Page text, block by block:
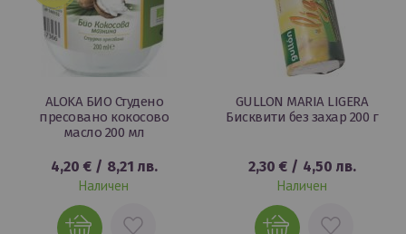
ALOKA БИО Студено
пресовано кокосово
масло 200 мл
4,20 €/ 8,21 лв.
Наличен
ДОБАВИ
GULLON MARIA LIGERA
Бисквити без захар 200 г
2,30 €/ 4,50 лв.
Наличен
ДОБАВИ